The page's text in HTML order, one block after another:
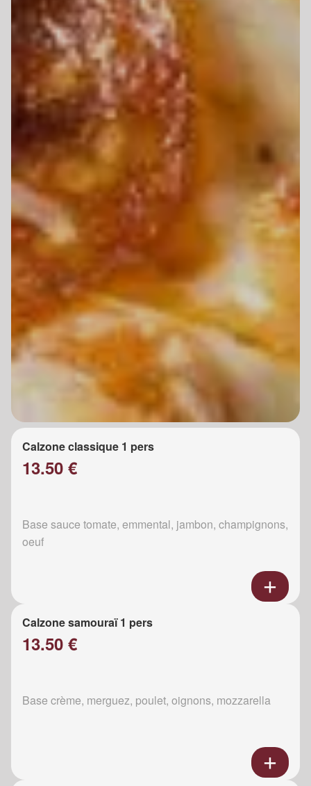
Calzone classique 1 pers
13.50 €
Base sauce tomate, emmental, jambon, champignons,
oeuf
Calzone samouraï 1 pers
13.50 €
Base crème, merguez, poulet, oignons, mozzarella